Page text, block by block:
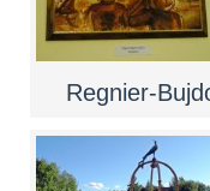
Regnier-